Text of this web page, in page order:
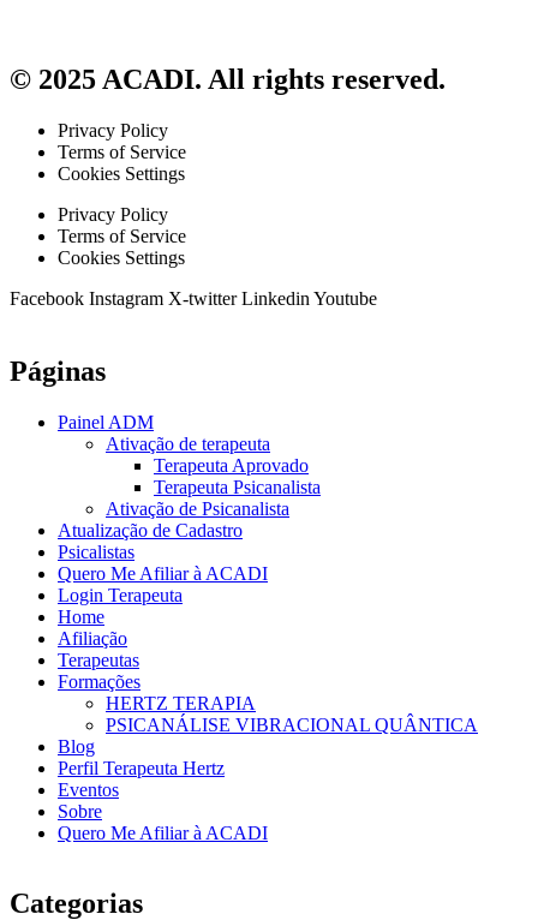
© 2025 ACADI. All rights reserved.
Privacy Policy
Terms of Service
Cookies Settings
Privacy Policy
Terms of Service
Cookies Settings
Facebook Instagram X-twitter Linkedin Youtube
Páginas
Painel ADM
Ativação de terapeuta
Terapeuta Aprovado
Terapeuta Psicanalista
Ativação de Psicanalista
Atualização de Cadastro
Psicalistas
Quero Me Afiliar à ACADI
Login Terapeuta
Home
Afiliação
Terapeutas
Formações
HERTZ TERAPIA
PSICANÁLISE VIBRACIONAL QUÂNTICA
Blog
Perfil Terapeuta Hertz
Eventos
Sobre
Quero Me Afiliar à ACADI
Categorias